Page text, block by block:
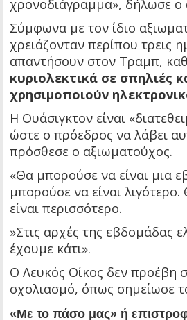
χρονοδιάγραμμα», δήλωσε ο
Σύμφωνα με τον ίδιο
χρειάζονταν περίπου τρεις
απαντήσουν στον Τραμπ,
κυριολεκτικά σε σπηλιές
χρησιμοποιούν
Η Ουάσιγκτον είναι
ώστε ο πρόεδρος να λάβει
πρόσθεσε ο αξιωματούχος.
«Θα μπορούσε να είναι μια
μπορούσε να είναι
είναι περισσότερο.
»Στις αρχές της εβδομάδας
έχουμε κάτι».
Ο Λευκός Οίκος δεν προέβη
σχολιασμό, όπως σημείωσε
«Με το πάσο μας» ή